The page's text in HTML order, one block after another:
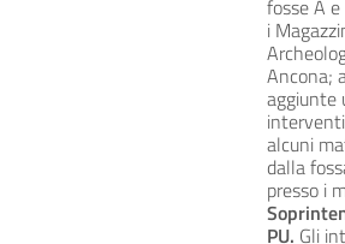
fosse A
i
Ancona;
aggiunte
alcuni
dalla
presso i
PU. Gli